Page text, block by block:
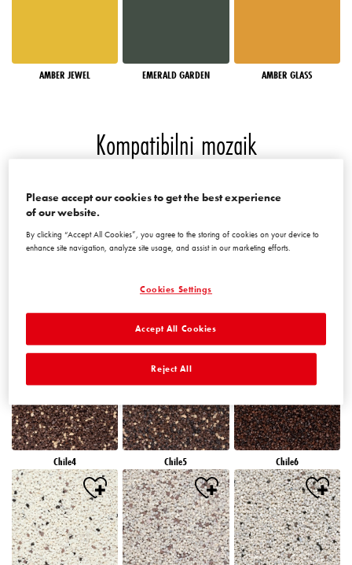
AMBER JEWEL EMERALD GARDEN AMBER GLASS
Kompatibilni mozaik
Chile2
Chile4 Chile5 Chile6
Please accept our cookies to get the best experience
of our website.
By clicking “Accept All Cookies”, you agree to the storing of cookies on your device to
enhance site navigation, analyze site usage, and assist in our marketing efforts.
Cookies Settings
Reject All
Accept All Cookies